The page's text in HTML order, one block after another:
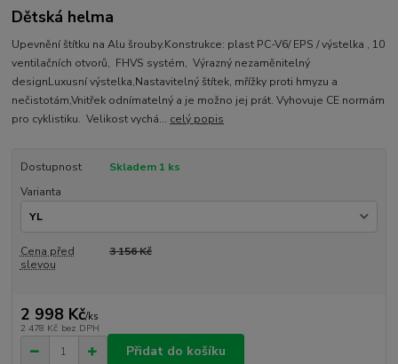
Dětská helma
Upevnění štítku na Alu šrouby.Konstrukce: plast PC-V6/ EPS / výstelka , 10
ventilačních otvorů, FHVS systém, Výrazný nezaměnitelný
designLuxusní výstelka,Nastavitelný štítek, mřížky proti hmyzu a
nečistotám,Vnitřek odnímatelný a je možno jej prát. Vyhovuje CE normám
pro cyklistiku. Velikost vychá... celý popis
Dostupnost
Skladem 1 ks
Varianta
Cena před
slevou
3 156 Kč
2 998 Kč/ks
2 478 Kč bez DPH
Přidat do košíku